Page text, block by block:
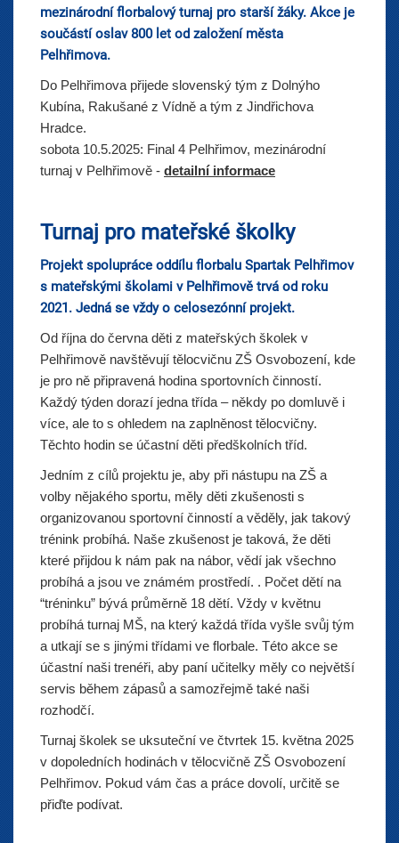
mezinárodní florbalový turnaj pro starší žáky. Akce je
součástí oslav 800 let od založení města
Pelhřimova.
Do Pelhřimova přijede slovenský tým z Dolnýho
Kubína, Rakušané z Vídně a tým z Jindřichova
Hradce.
sobota 10.5.2025: Final 4 Pelhřimov, mezinárodní
turnaj v Pelhřimově - detailní informace
Turnaj pro mateřské školky
Projekt spolupráce oddílu florbalu Spartak Pelhřimov
s mateřskými školami v Pelhřimově trvá od roku
2021. Jedná se vždy o celosezónní projekt.
Od října do června děti z mateřských školek v
Pelhřimově navštěvují tělocvičnu ZŠ Osvobození, kde
je pro ně připravená hodina sportovních činností.
Každý týden dorazí jedna třída – někdy po domluvě i
více, ale to s ohledem na zaplněnost tělocvičny.
Těchto hodin se účastní děti předškolních tříd.
Jedním z cílů projektu je, aby při nástupu na ZŠ a
volby nějakého sportu, měly děti zkušenosti s
organizovanou sportovní činností a věděly, jak takový
trénink probíhá. Naše zkušenost je taková, že děti
které přijdou k nám pak na nábor, vědí jak všechno
probíhá a jsou ve známém prostředí. . Počet dětí na
“tréninku” bývá průměrně 18 dětí. Vždy v květnu
probíhá turnaj MŠ, na který každá třída vyšle svůj tým
a utkají se s jinými třídami ve florbale. Této akce se
účastní naši trenéři, aby paní učitelky měly co největší
servis během zápasů a samozřejmě také naši
rozhodčí.
Turnaj školek se uksuteční ve čtvrtek 15. května 2025
v dopoledních hodinách v tělocvičně ZŠ Osvobození
Pelhřimov. Pokud vám čas a práce dovolí, určitě se
přiďte podívat.